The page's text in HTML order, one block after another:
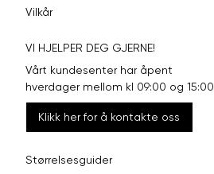
Vilkår
VI HJELPER DEG GJERNE!
Vårt kundesenter har åpent
hverdager mellom kl 09:00 og 15:00
Klikk her for å kontakte oss
Størrelsesguider